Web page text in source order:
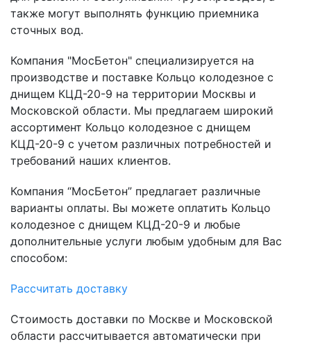
также могут выполнять функцию приемника
сточных вод.
Компания "МосБетон" специализируется на
производстве и поставке Кольцо колодезное с
днищем КЦД-20-9 на территории Москвы и
Московской области. Мы предлагаем широкий
ассортимент Кольцо колодезное с днищем
КЦД-20-9 с учетом различных потребностей и
требований наших клиентов.
Компания “МосБетон” предлагает различные
варианты оплаты. Вы можете оплатить Кольцо
колодезное с днищем КЦД-20-9 и любые
дополнительные услуги любым удобным для Вас
способом:
Рассчитать доставку
Стоимость доставки по Москве и Московской
области рассчитывается автоматически при